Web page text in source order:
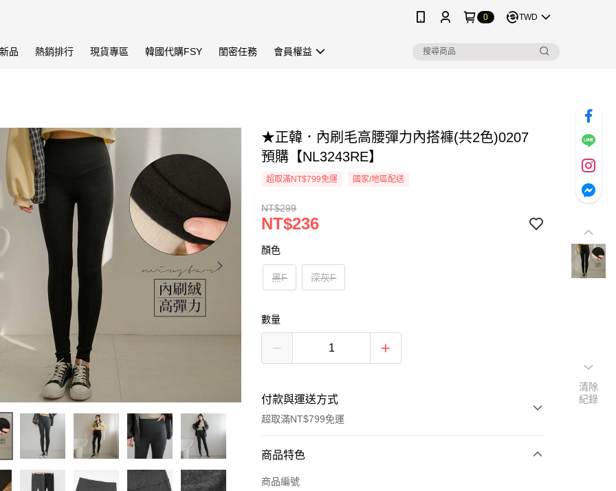
0 TWD
品 熱銷排行 現貨專區 韓國代購FSY 閨密任務 會員權益
★正韓．內刷毛高腰彈力內搭褲(共2色)0207
預購【NL3243RE】
超取滿NT$799免運 國家/地區配送
NT$299
NT$236
顏色
黑F 深灰F
數量
付款與運送方式
超取滿NT$799免運
付款方式
信用卡一次付款
商品特色
商品編號
清除
紀錄